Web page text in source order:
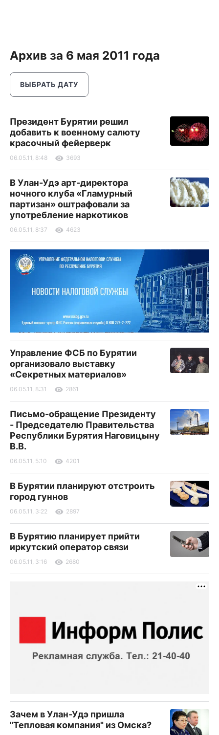
Архив за 6 мая 2011 года
ВЫБРАТЬ ДАТУ
Президент Бурятии решил
добавить к военному салюту
красочный фейерверк
06.05.11, 8:48 3693
В Улан-Удэ арт-директора
ночного клуба «Гламурный
партизан» оштрафовали за
употребление наркотиков
06.05.11, 8:37 4623
Управление ФСБ по Бурятии
организовало выставку
«Секретных материалов»
06.05.11, 8:31 2861
Письмо-обращение Президенту
- Председателю Правительства
Республики Бурятия Наговицыну
В.В.
06.05.11, 5:10 4201
В Бурятии планируют отстроить
город гуннов
06.05.11, 3:22 2897
В Бурятию планирует прийти
иркутский оператор связи
06.05.11, 3:16 2680
Зачем в Улан-Удэ пришла
"Тепловая компания" из Омска?